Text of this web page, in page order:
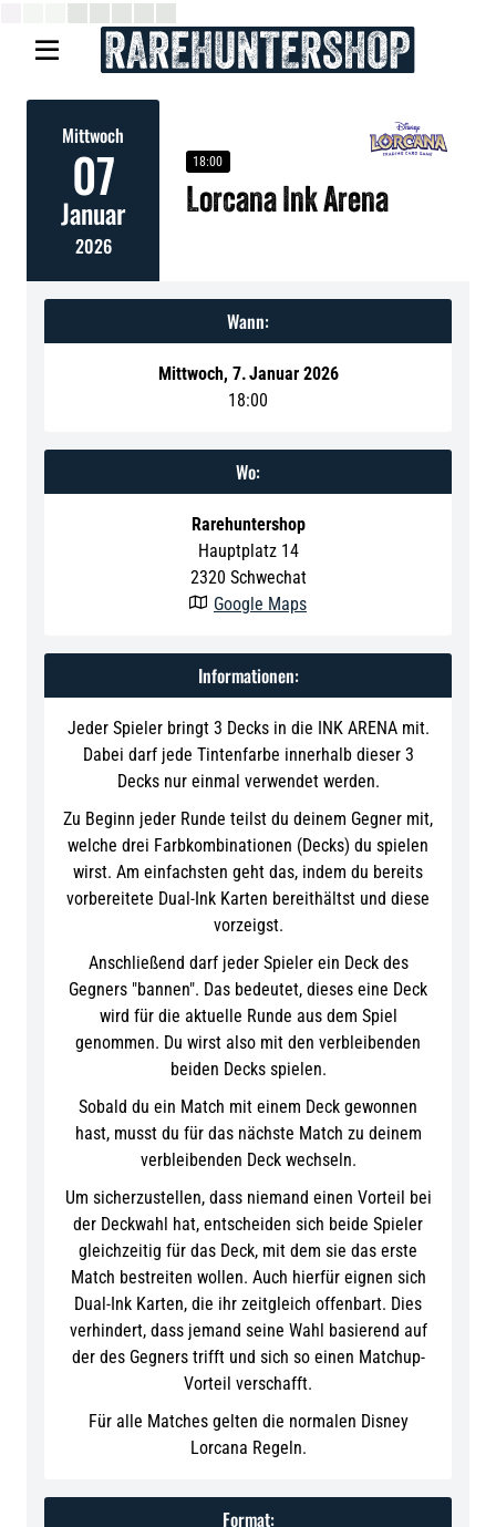

Mittwoch
07
Januar
2026
18:00
Lorcana Ink Arena
Wann:
Mittwoch, 7.Januar 2026
18:00
Wo:
Rarehuntershop
Hauptplatz 14
2320 Schwechat
 Google Maps
Informationen:
Jeder Spieler bringt 3 Decks in die INK ARENA mit.
Dabei darf jede Tintenfarbe innerhalb dieser 3
Decks nur einmal verwendet werden.
Zu Beginn jeder Runde teilst du deinem Gegner mit,
welche drei Farbkombinationen (Decks) du spielen
wirst. Am einfachsten geht das, indem du bereits
vorbereitete Dual-Ink Karten bereithältst und diese
vorzeigst.
Anschließend darf jeder Spieler ein Deck des
Gegners "bannen". Das bedeutet, dieses eine Deck
wird für die aktuelle Runde aus dem Spiel
genommen. Du wirst also mit den verbleibenden
beiden Decks spielen.
Sobald du ein Match mit einem Deck gewonnen
hast, musst du für das nächste Match zu deinem
verbleibenden Deck wechseln.
Um sicherzustellen, dass niemand einen Vorteil bei
der Deckwahl hat, entscheiden sich beide Spieler
gleichzeitig für das Deck, mit dem sie das erste
Match bestreiten wollen. Auch hierfür eignen sich
Dual-Ink Karten, die ihr zeitgleich offenbart. Dies
verhindert, dass jemand seine Wahl basierend auf
der des Gegners trifft und sich so einen Matchup-
Vorteil verschafft.
Für alle Matches gelten die normalen Disney
Lorcana Regeln.
Format: